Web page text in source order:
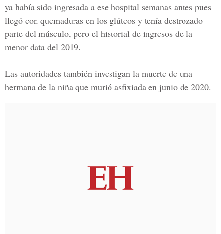
ya había sido ingresada a ese hospital semanas antes pues
llegó con quemaduras en los glúteos y tenía destrozado
parte del músculo, pero el historial de ingresos de la
menor data del 2019.
Las autoridades también investigan la muerte de una
hermana de la niña que murió asfixiada en junio de 2020.